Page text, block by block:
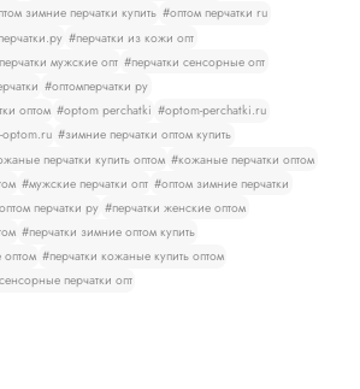
зимние перчатки купить #оптом перчатки ru
#перчатки из кожи опт
мужские опт #перчатки сенсорные опт
#оптомперчатки ру
оптом #optom perchatki #optom-perchatki.ru
#зимние перчатки оптом купить
перчатки купить оптом #кожаные перчатки оптом
#мужские перчатки опт #оптом зимние перчатки
перчатки ру #перчатки женские оптом
#перчатки зимние оптом купить
#перчатки кожаные купить оптом
перчатки опт